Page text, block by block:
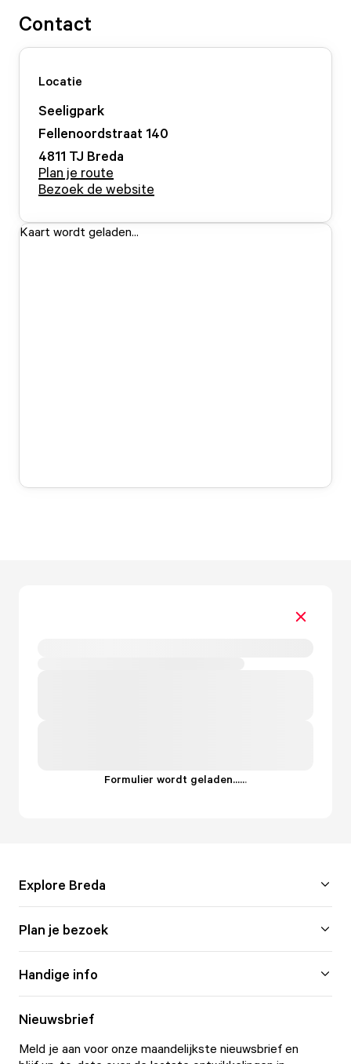
Contact
Locatie
Seeligpark
Fellenoordstraat 140
4811 TJ Breda
Plan je route
Bezoek de website
Kaart wordt geladen...
Formulier wordt geladen......
Explore Breda
Plan je bezoek
Handige info
Nieuwsbrief
Meld je aan voor onze maandelijkste nieuwsbrief en